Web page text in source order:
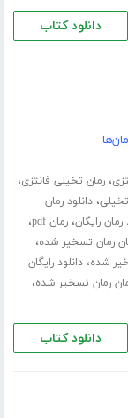
دانلود کتاب
،رمان تخیلی فانتزی،
تخیلی،دانلود رمان
رمان رایگان،رمان pdf ،
،
شده،دانلود رایگان
رمان تسخیر شده،
دانلود کتاب